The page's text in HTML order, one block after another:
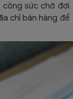
công sức chờ đợi
chỉ bán hàng để